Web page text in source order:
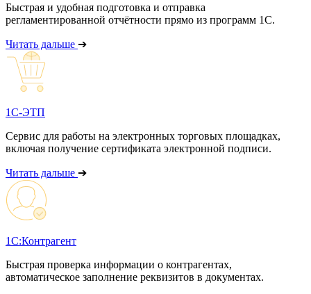
Быстрая и удобная подготовка и отправка
регламентированной отчётности прямо из программ 1С.
Читать дальше ➔
1С-ЭТП
Сервис для работы на электронных торговых площадках,
включая получение сертификата электронной подписи.
Читать дальше ➔
1С:Контрагент
Быстрая проверка информации о контрагентах,
автоматическое заполнение реквизитов в документах.